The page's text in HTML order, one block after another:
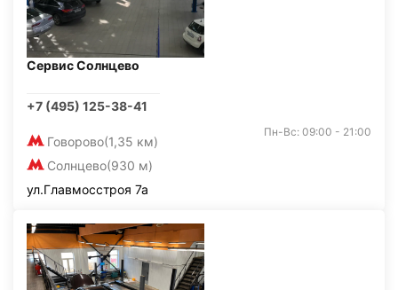
Сервис Солнцево
+7 (495) 125-38-41
Говорово(1,35 км)
Солнцево(930 м)
Пн-Вс: 09:00 - 21:00
ул.Главмосстроя 7а